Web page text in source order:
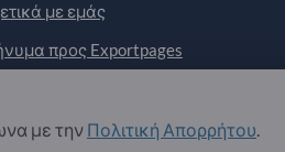
με εμάς
προς Exportpages
με την Πολιτική Απορρήτου.